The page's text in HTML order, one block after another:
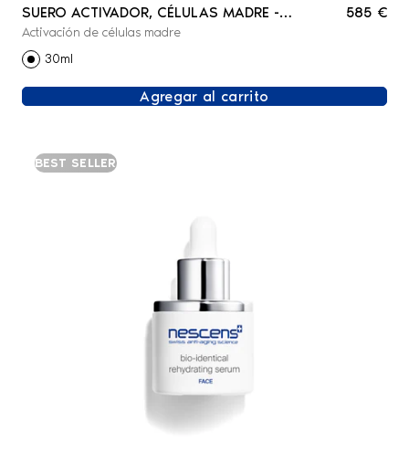
SUERO ACTIVADOR, CÉLULAS MADRE -
ROSTRO
Activación de células madre
585 €
30ml
Agregar al carrito
BEST SELLER